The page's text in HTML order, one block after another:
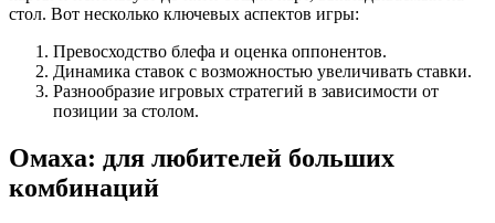
стол. Вот несколько ключевых аспектов игры:
Превосходство блефа и оценка оппонентов.
Динамика ставок с возможностью увеличивать ставки.
Разнообразие игровых стратегий в зависимости от
позиции за столом.
Омаха: для любителей больших
комбинаций